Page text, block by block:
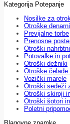
Kategorija Potepanje
Nosilke za
Otroške
Previjalne torbe
Prenosne
Otroški
Potovalke in
Otroški dežniki
Otroške
Vozički marele
Otroški sedeži
Otroški skiroji
Otroški šotori
Poletni